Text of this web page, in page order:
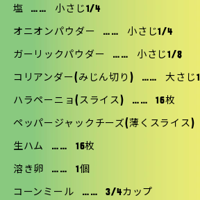
塩 …… 小さじ1/4
オニオンパウダー …… 小さじ1/4
ガーリックパウダー …… 小さじ1/8
コリアンダー(みじん切り) …… 大さじ1
ハラペーニョ(スライス) …… 16枚
ペッパージャックチーズ(薄くスライス)
生ハム …… 16枚
溶き卵 …… 1個
コーンミール …… 3/4カップ